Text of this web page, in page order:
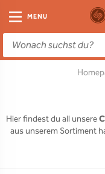
MENU E-
E-Zigaretten Starter-
Clearomizer
Coils
Einweg Vape
E-Liquid
Base
Clearomizer
Driptips
Akkus
Aromen
Wick & Coils
Liquid Flaschen
Hier findest du all unsere
aus unserem Sortiment